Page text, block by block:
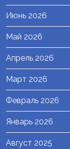
Июнь 2026
Май 2026
Апрель 2026
Март 2026
Февраль 2026
Январь 2026
Август 2025